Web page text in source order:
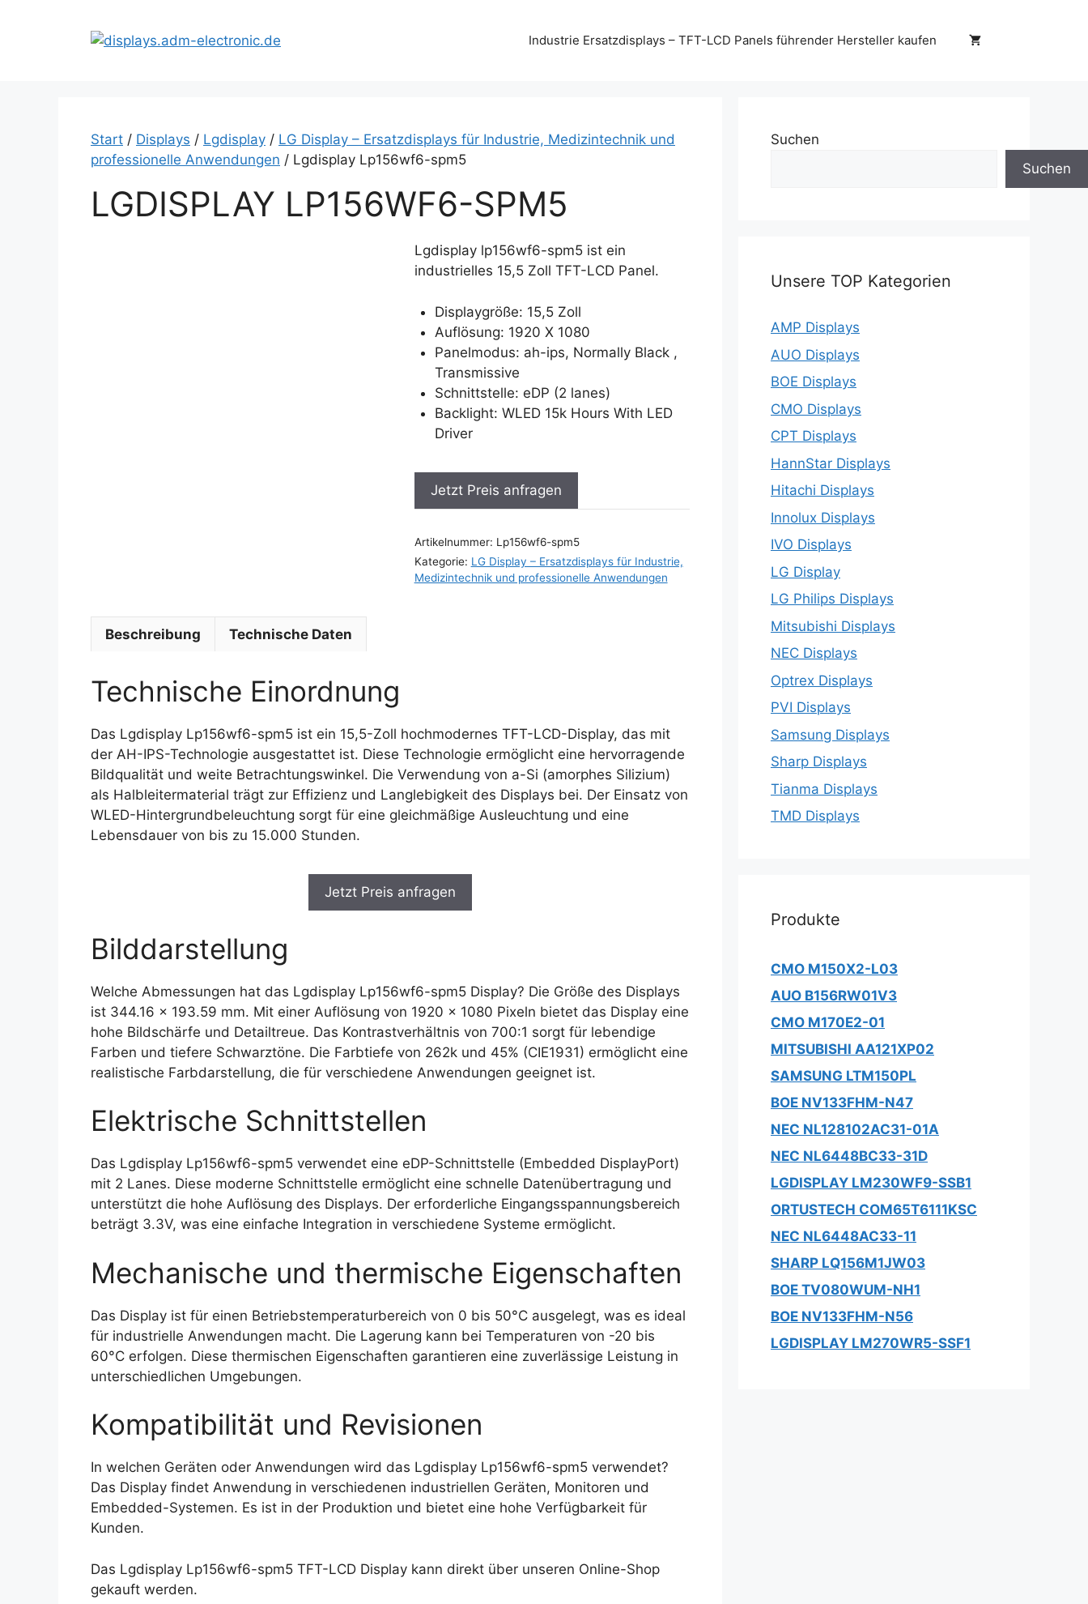
Industrie Ersatzdisplays – TFT-LCD Panels führender Hersteller kaufen
Start / Displays / Lgdisplay / LG Display – Ersatzdisplays für Industrie, Medizintechnik und
professionelle Anwendungen / Lgdisplay Lp156wf6-spm5
LGDISPLAY LP156WF6-SPM5
Lgdisplay lp156wf6-spm5 ist ein
industrielles 15,5 Zoll TFT-LCD Panel.
Displaygröße: 15,5 Zoll
Auflösung: 1920 X 1080
Panelmodus: ah-ips, Normally Black ,
Transmissive
Schnittstelle: eDP (2 lanes)
Backlight: WLED 15k Hours With LED
Driver
Jetzt Preis anfragen
Artikelnummer: Lp156wf6-spm5
Kategorie: LG Display – Ersatzdisplays für Industrie,
Medizintechnik und professionelle Anwendungen
Beschreibung Technische Daten
Technische Einordnung
Das Lgdisplay Lp156wf6-spm5 ist ein 15,5-Zoll hochmodernes TFT-LCD-Display, das mit
der AH-IPS-Technologie ausgestattet ist. Diese Technologie ermöglicht eine hervorragende
Bildqualität und weite Betrachtungswinkel. Die Verwendung von a-Si (amorphes Silizium)
als Halbleitermaterial trägt zur Effizienz und Langlebigkeit des Displays bei. Der Einsatz von
WLED-Hintergrundbeleuchtung sorgt für eine gleichmäßige Ausleuchtung und eine
Lebensdauer von bis zu 15.000 Stunden.
Jetzt Preis anfragen
Bilddarstellung
Welche Abmessungen hat das Lgdisplay Lp156wf6-spm5 Display? Die Größe des Displays
ist 344.16 x 193.59 mm. Mit einer Auflösung von 1920 x 1080 Pixeln bietet das Display eine
hohe Bildschärfe und Detailtreue. Das Kontrastverhältnis von 700:1 sorgt für lebendige
Farben und tiefere Schwarztöne. Die Farbtiefe von 262k und 45% (CIE1931) ermöglicht eine
realistische Farbdarstellung, die für verschiedene Anwendungen geeignet ist.
Elektrische Schnittstellen
Das Lgdisplay Lp156wf6-spm5 verwendet eine eDP-Schnittstelle (Embedded DisplayPort)
mit 2 Lanes. Diese moderne Schnittstelle ermöglicht eine schnelle Datenübertragung und
unterstützt die hohe Auflösung des Displays. Der erforderliche Eingangsspannungsbereich
beträgt 3.3V, was eine einfache Integration in verschiedene Systeme ermöglicht.
Mechanische und thermische Eigenschaften
Das Display ist für einen Betriebstemperaturbereich von 0 bis 50°C ausgelegt, was es ideal
für industrielle Anwendungen macht. Die Lagerung kann bei Temperaturen von -20 bis
60°C erfolgen. Diese thermischen Eigenschaften garantieren eine zuverlässige Leistung in
unterschiedlichen Umgebungen.
Kompatibilität und Revisionen
In welchen Geräten oder Anwendungen wird das Lgdisplay Lp156wf6-spm5 verwendet?
Das Display findet Anwendung in verschiedenen industriellen Geräten, Monitoren und
Embedded-Systemen. Es ist in der Produktion und bietet eine hohe Verfügbarkeit für
Kunden.
Das Lgdisplay Lp156wf6-spm5 TFT-LCD Display kann direkt über unseren Online-Shop
gekauft werden.
Suchen
Suchen
Unsere TOP Kategorien
AMP Displays
AUO Displays
BOE Displays
CMO Displays
CPT Displays
HannStar Displays
Hitachi Displays
Innolux Displays
IVO Displays
LG Display
LG Philips Displays
Mitsubishi Displays
NEC Displays
Optrex Displays
PVI Displays
Samsung Displays
Sharp Displays
Tianma Displays
TMD Displays
Produkte
CMO M150X2-L03
AUO B156RW01V3
CMO M170E2-01
MITSUBISHI AA121XP02
SAMSUNG LTM150PL
BOE NV133FHM-N47
NEC NL128102AC31-01A
NEC NL6448BC33-31D
LGDISPLAY LM230WF9-SSB1
ORTUSTECH COM65T6111KSC
NEC NL6448AC33-11
SHARP LQ156M1JW03
BOE TV080WUM-NH1
BOE NV133FHM-N56
LGDISPLAY LM270WR5-SSF1